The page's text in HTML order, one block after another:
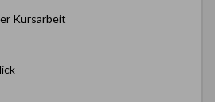
Kursarbeit